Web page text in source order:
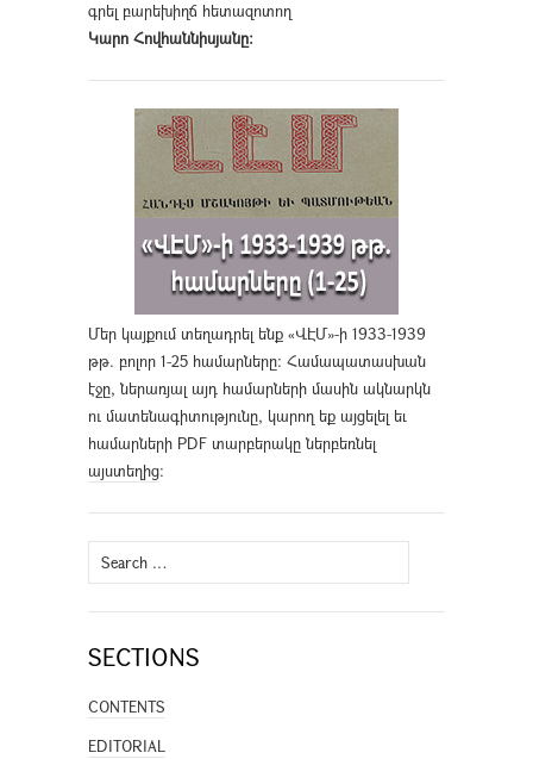
գրել բարեխիղճ հետազոտող
Կարո Հովհաննիսյանը։
Մեր կայքում տեղադրել ենք «ՎԷՄ»-ի 1933-1939
թթ. բոլոր 1-25 համարները։ Համապատասխան
էջը, ներառյալ այդ համարների մասին ակնարկն
ու մատենագիտությունը, կարող եք այցելել եւ
համարների PDF տարբերակը ներբեռնել
այստեղից։
Search
for:
SECTIONS
CONTENTS
EDITORIAL